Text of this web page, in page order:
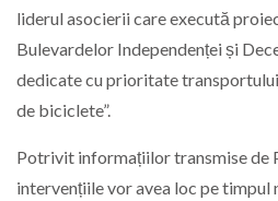
liderul asocierii care execută
Bulevardelor Independenței și
dedicate cu prioritate
de biciclete”.
Potrivit informațiilor transmise de
intervențiile vor avea loc pe timpul